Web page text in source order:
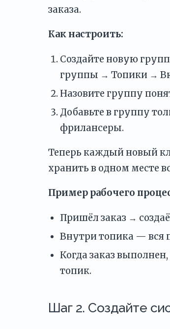
заказа.
Как настроить:
Создайте новую
группы → Топики →
Назовите группу
Добавьте в группу
фрилансеры.
Теперь каждый новый
хранить в одном месте
Пример рабочего
Пришёл заказ →
Внутри топика — вся
Когда заказ
топик.
Шаг 2. Создайте